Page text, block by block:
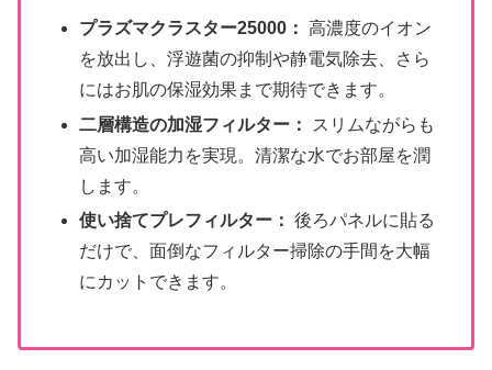
プラズマクラスター25000： 高濃度のイオン
を放出し、浮遊菌の抑制や静電気除去、さら
にはお肌の保湿効果まで期待できます。
二層構造の加湿フィルター：
スリムながらも
高い加湿能力を実現。清潔な水でお部屋を潤
します。
使い捨てプレフィルター： 後ろパネルに貼る
だけで、面倒なフィルター掃除の手間を大幅
にカットできます。